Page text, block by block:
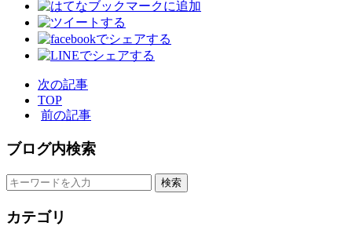
次の記事
TOP
前の記事
ブログ内検索
カテゴリ